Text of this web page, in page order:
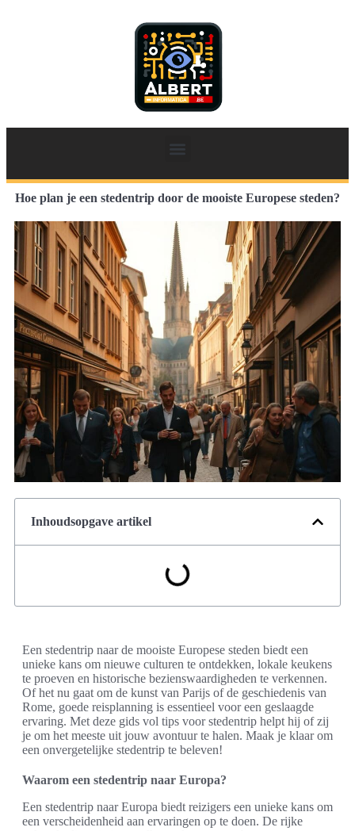
Hoe plan je een stedentrip door de mooiste Europese steden?
Inhoudsopgave artikel
Een stedentrip naar de mooiste Europese steden biedt een
unieke kans om nieuwe culturen te ontdekken, lokale keukens
te proeven en historische bezienswaardigheden te verkennen.
Of het nu gaat om de kunst van Parijs of de geschiedenis van
Rome, goede reisplanning is essentieel voor een geslaagde
ervaring. Met deze gids vol tips voor stedentrip helpt hij of zij
je om het meeste uit jouw avontuur te halen. Maak je klaar om
een onvergetelijke stedentrip te beleven!
Waarom een stedentrip naar Europa?
Een stedentrip naar Europa biedt reizigers een unieke kans om
een verscheidenheid aan ervaringen op te doen. De rijke